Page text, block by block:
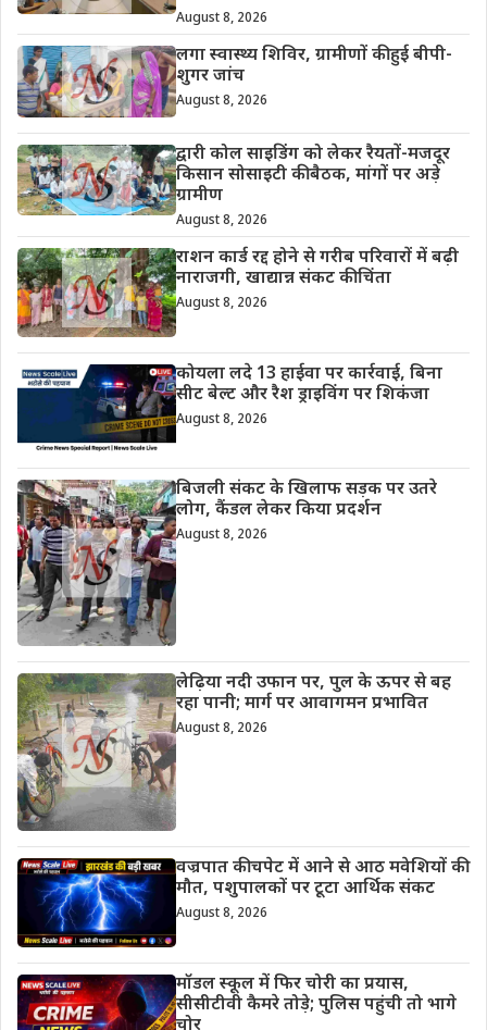
August 8, 2026
लगा स्वास्थ्य शिविर, ग्रामीणों की हुई बीपी-
शुगर जांच
August 8, 2026
द्वारी कोल साइडिंग को लेकर रैयतों-मजदूर
किसान सोसाइटी की बैठक, मांगों पर अड़े
ग्रामीण
August 8, 2026
राशन कार्ड रद्द होने से गरीब परिवारों में बढ़ी
नाराजगी, खाद्यान्न संकट की चिंता
August 8, 2026
कोयला लदे 13 हाईवा पर कार्रवाई, बिना
सीट बेल्ट और रैश ड्राइविंग पर शिकंजा
August 8, 2026
बिजली संकट के खिलाफ सड़क पर उतरे
लोग, कैंडल लेकर किया प्रदर्शन
August 8, 2026
लेढ़िया नदी उफान पर, पुल के ऊपर से बह
रहा पानी; मार्ग पर आवागमन प्रभावित
August 8, 2026
वज्रपात की चपेट में आने से आठ मवेशियों की
मौत, पशुपालकों पर टूटा आर्थिक संकट
August 8, 2026
मॉडल स्कूल में फिर चोरी का प्रयास,
सीसीटीवी कैमरे तोड़े; पुलिस पहुंची तो भागे